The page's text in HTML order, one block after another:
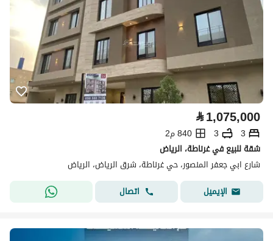
⃁1,075,000
3
3
840 م2
شقة للبيع في غرناطة، الرياض
شارع ابي جعفر المنصور، حي غرناطة، شرق الرياض، الرياض
الإيميل
اتصال